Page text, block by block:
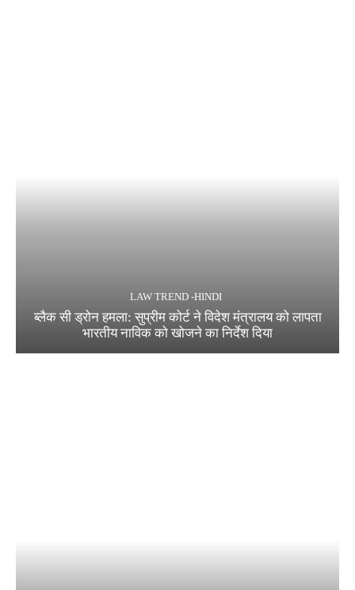
LAW TREND -HINDI
ब्लैक सी ड्रोन हमला: सुप्रीम कोर्ट ने विदेश मंत्रालय को लापता
भारतीय नाविक को खोजने का निर्देश दिया